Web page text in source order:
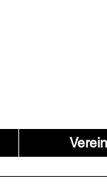
Verein